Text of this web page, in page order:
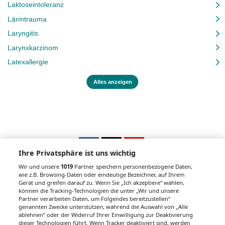
Laktoseintoleranz
Lärmtrauma
Laryngitis
Larynxkarzinom
Latexallergie
Alles anzeigen
Unsere Wochenzeitungen
Gesundheitsseiten
Ihre Privatsphäre ist uns wichtig
Wir und unsere1019 Partner speichern personenbezogene Daten,
wie z.B. Browsing-Daten oder eindeutige Bezeichner, auf Ihrem
Gerät und greifen darauf zu. Wenn Sie „Ich akzeptiere“ wählen,
können die Tracking-Technologien die unter „Wir und unsere
Partner verarbeiten Daten, um Folgendes bereitzustellen“
genannten Zwecke unterstützen, während die Auswahl von „Alle
ablehnen“ oder der Widerruf Ihrer Einwilligung zur Deaktivierung
dieser Technologien führt. Wenn Tracker deaktiviert sind, werden